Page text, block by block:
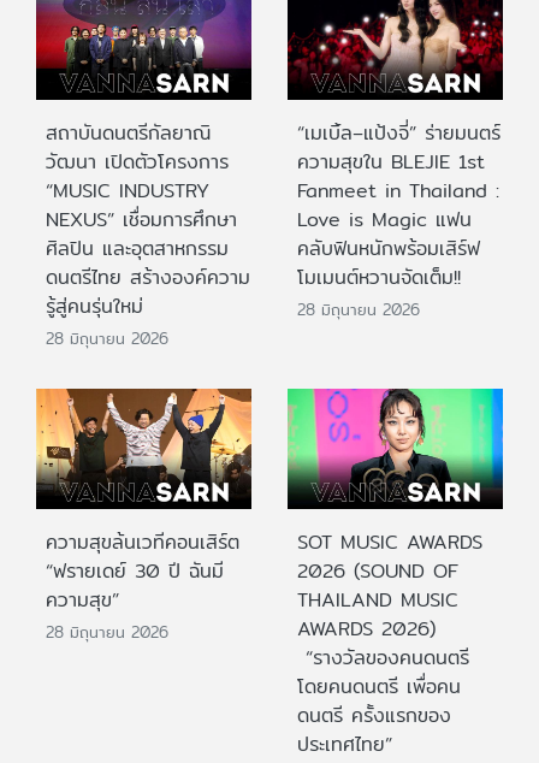
สถาบันดนตรีกัลยาณิ
วัฒนา เปิดตัวโครงการ
“MUSIC INDUSTRY
NEXUS” เชื่อมการศึกษา
ศิลปิน และอุตสาหกรรม
ดนตรีไทย สร้างองค์ความ
รู้สู่คนรุ่นใหม่
28 มิถุนายน 2026
“เมเบิ้ล–แป้งจี่” ร่ายมนตร์
ความสุขใน BLEJIE 1st
Fanmeet in Thailand :
Love is Magic แฟน
คลับฟินหนักพร้อมเสิร์ฟ
โมเมนต์หวานจัดเต็ม!!
28 มิถุนายน 2026
ความสุขล้นเวทีคอนเสิร์ต
“ฟรายเดย์ 30 ปี ฉันมี
ความสุข”
28 มิถุนายน 2026
SOT MUSIC AWARDS
2026 (SOUND OF
THAILAND MUSIC
AWARDS 2026)
“รางวัลของคนดนตรี
โดยคนดนตรี เพื่อคน
ดนตรี ครั้งแรกของ
ประเทศไทย”